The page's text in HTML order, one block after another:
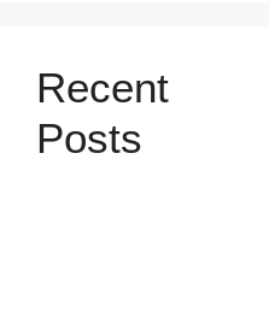
Recent
Posts